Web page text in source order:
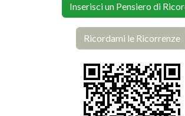
Inserisci un Pensiero di
Ricordami le Ricorrenze